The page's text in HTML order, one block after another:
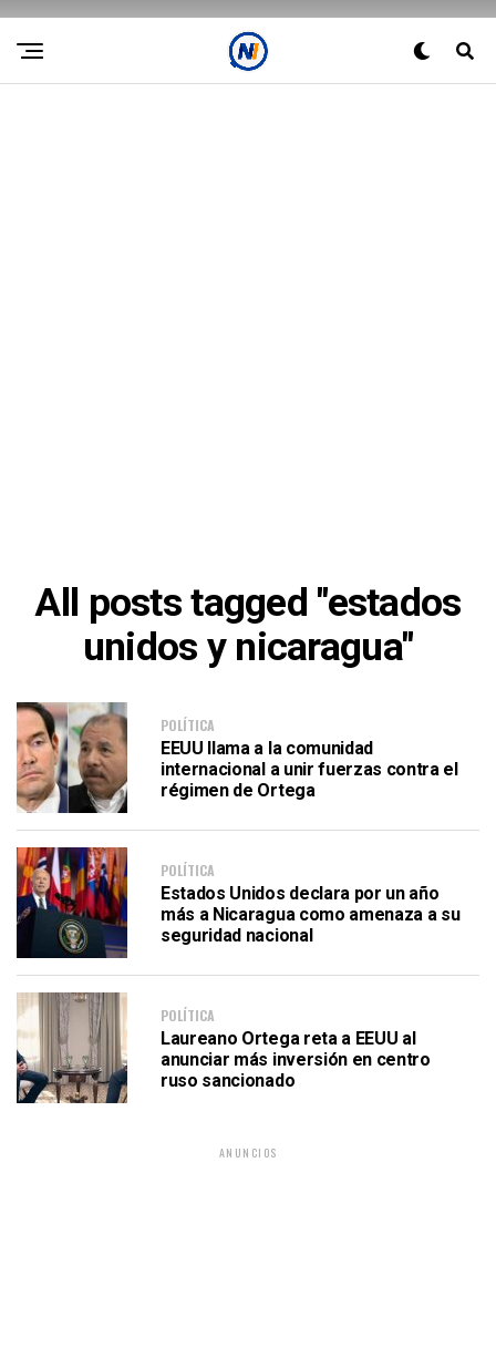
All posts tagged "estados
unidos y nicaragua"
POLÍTICA
EEUU llama a la comunidad
internacional a unir fuerzas contra el
régimen de Ortega
POLÍTICA
Estados Unidos declara por un año
más a Nicaragua como amenaza a su
seguridad nacional
POLÍTICA
Laureano Ortega reta a EEUU al
anunciar más inversión en centro
ruso sancionado
ANUNCIOS